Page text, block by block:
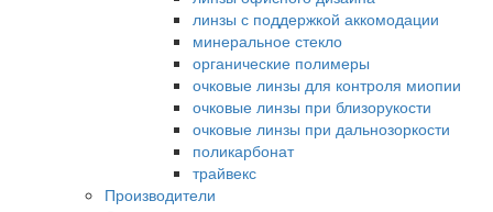
линзы с поддержкой аккомодации
минеральное стекло
органические полимеры
очковые линзы для контроля миопии
очковые линзы при близорукости
очковые линзы при дальнозоркости
поликарбонат
трайвекс
Производители